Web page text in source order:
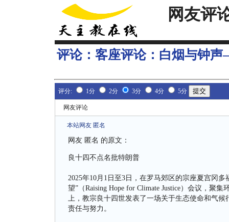
网友评
评论： 客座评论：白烟与钟
评分: 1分 2分 3分 4分 5分
网友评论
本站网友 匿名
网友 匿名 的原文：
良十四不点名批特朗普
2025年10月1日至3日，在罗马郊区的宗座夏宫冈
望”（Raising Hope for Climate Justice）会议，聚
上，教宗良十四世发表了一场关于生态使命和气
责任与努力。